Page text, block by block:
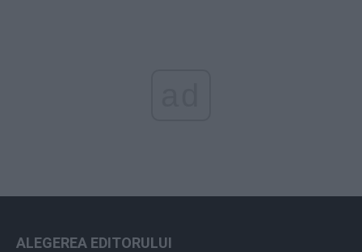
ALEGEREA EDITORULUI